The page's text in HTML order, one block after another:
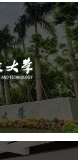
高校网站建设
建设